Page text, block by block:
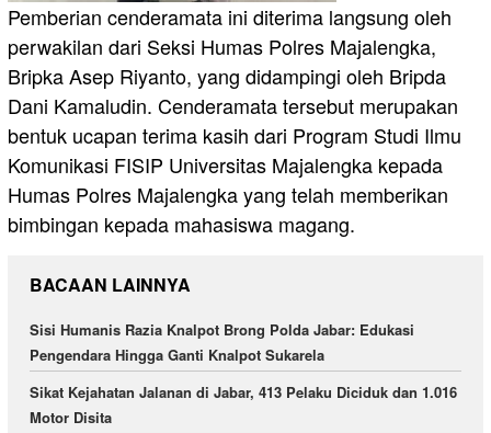
Pemberian cenderamata ini diterima langsung oleh
perwakilan dari Seksi Humas Polres Majalengka,
Bripka Asep Riyanto, yang didampingi oleh Bripda
Dani Kamaludin. Cenderamata tersebut merupakan
bentuk ucapan terima kasih dari Program Studi Ilmu
Komunikasi FISIP Universitas Majalengka kepada
Humas Polres Majalengka yang telah memberikan
bimbingan kepada mahasiswa magang.
BACAAN LAINNYA
Sisi Humanis Razia Knalpot Brong Polda Jabar: Edukasi
Pengendara Hingga Ganti Knalpot Sukarela
Sikat Kejahatan Jalanan di Jabar, 413 Pelaku Diciduk dan 1.016
Motor Disita